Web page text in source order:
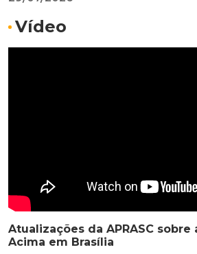
Vídeo
Atualizações da APRASC sobre
Acima em Brasília